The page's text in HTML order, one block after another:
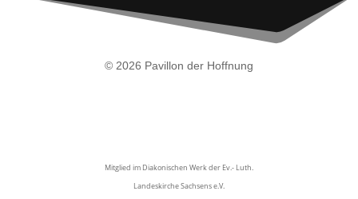
© 2026 Pavillon der Hoffnung
Mitglied im Diakonischen Werk der Ev.- Luth.
LandeskircheSachsens e.V.